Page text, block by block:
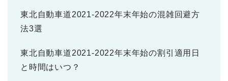
東北自動車道2021-2022年末年始の混雑回避方
法3選
東北自動車道2021-2022年末年始の割引適用日
と時間はいつ？